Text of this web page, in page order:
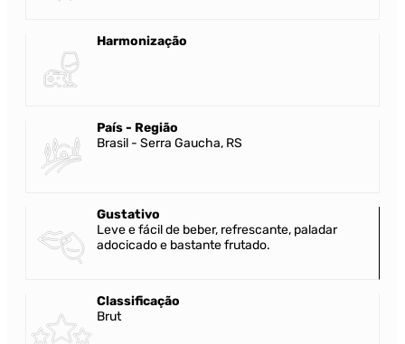
Harmonização
País - Região
Brasil - Serra Gaucha, RS
Gustativo
Leve e fácil de beber, refrescante, paladar
adocicado e bastante frutado.
Classificação
Brut